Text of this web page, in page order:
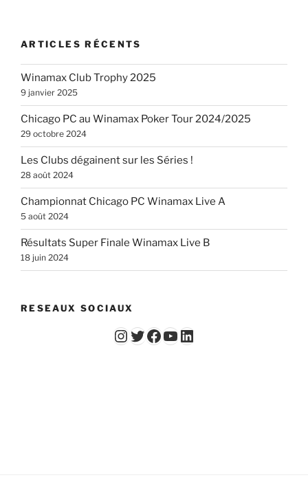
ARTICLES RÉCENTS
Winamax Club Trophy 2025
9 janvier 2025
Chicago PC au Winamax Poker Tour 2024/2025
29 octobre 2024
Les Clubs dégainent sur les Séries !
28 août 2024
Championnat Chicago PC Winamax Live A
5 août 2024
Résultats Super Finale Winamax Live B
18 juin 2024
RESEAUX SOCIAUX
Instagram
Twitter
Facebook
YouTube - Vidéos du Chicago Poker ClubLinkedIn